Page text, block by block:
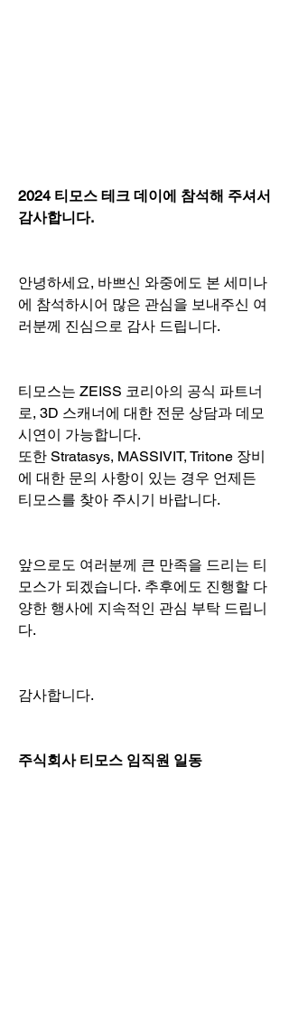
2024 티모스 테크 데이에 참석해 주셔서
감사합니다.
안녕하세요, 바쁘신 와중에도 본 세미나
에 참석하시어 많은 관심을 보내주신 여
러분께 진심으로 감사 드립니다.
티모스는 ZEISS 코리아의 공식 파트너
로, 3D 스캐너에 대한 전문 상담과 데모
시연이 가능합니다.
또한 Stratasys, ​​​​​​​MASSIVIT, Tritone 장비
에 대한 문의 사항이 있는 경우 언제든
티모스를 찾아 주시기 바랍니다.
앞으로도 여러분께 큰 만족을 드리는 티
모스가 되겠습니다. 추후에도 진행할 다
양한 행사에 지속적인 관심 부탁 드립니
다.
감사합니다.
주식회사 티모스 임직원 일동